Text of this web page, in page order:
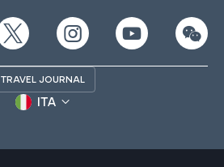
TRAVEL JOURNAL
ITA